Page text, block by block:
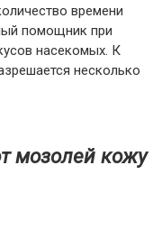
времени
помощник при
насекомых. К
несколько
мозолей кожу